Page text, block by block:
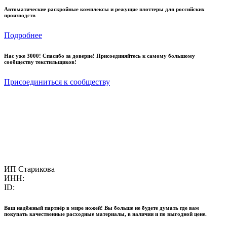
Автоматические раскройные комплексы и режущие плоттеры для российских
производств
Подробнее
Нас уже 3000! Спасибо за доверие! Присоединяйтесь к самому большому
сообществу текстильщиков!
Присоединиться к сообществу
ИП Старикова
ИНН:
ID:
Ваш надёжный партнёр в мире ножей! Вы больше не будете думать где вам
покупать качественные расходные материалы, в наличии и по выгодной цене.